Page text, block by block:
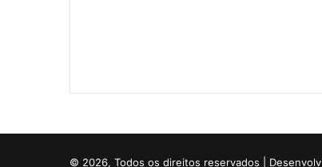
© 2026, Todos os direitos reservados |